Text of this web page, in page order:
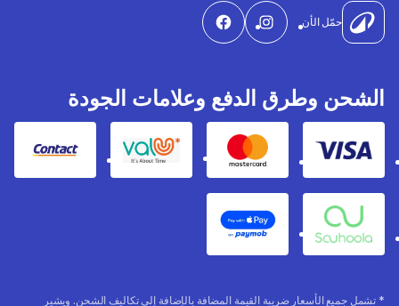
حمّل الأن
الشحن وطرق الدفع وعلامات الجودة
Visa
Mastercard
Valu
Contact
Souhoola
Apple Pay
* تشمل جميع الأسعار ضريبة القيمة المضافة بالإضافة إلى تكاليف الشحن. ويشير